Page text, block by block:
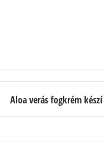
Aloa verás fogkrém